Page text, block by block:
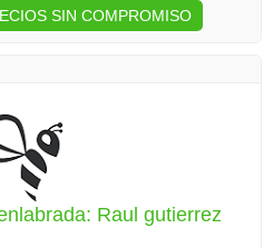
SIN COMPROMISO
Raul gutierrez